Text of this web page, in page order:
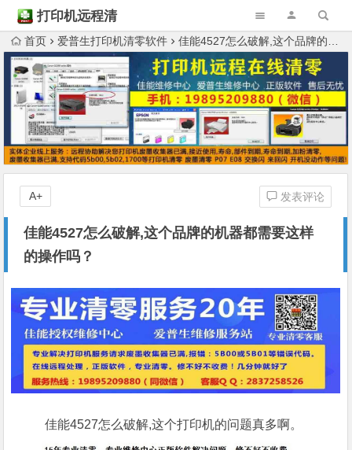
打印机远程清
零首页 爱普生打印机清零软件 佳能4527怎么破解,这个品牌的机器都需要这样的操作吗？
佳能4527怎么破解,这个品牌的机器都需要这样
的操作吗？
发表评论
A+
佳能4527怎么破解,这个打印机的问题真多啊。